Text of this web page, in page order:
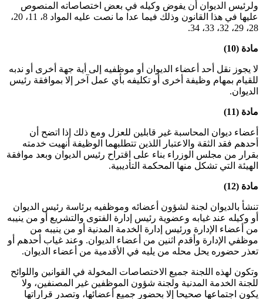
ولرئيس الديوان أن يفوض وكيله في بعض اختصاصاته المنصوص
عليها في هذا القانون وذلك فيما عدا ما نصت عليه المواد 8، 11، 20،
28، 29، 32، 33، 34.
مادة (10)
لا يجوز نقل أحد أعضاء الديوان أو موظفيه إلى أية جهة أخرى أو ندبه
للقيام بمهام وظيفة أخرى أو تكليفه بأي عمل آخر إلا بموافقة رئيس
الديوان.
مادة (11)
أعضاء ديوان المحاسبة غير قابلين للعزل ومع ذلك إذا اتضح أن
أحدهم فقد الثقة والاعتبار اللذين تتطلبهما الوظيفة أنهيت خدمته
بقرار من مجلس الوزراء بناء على اقتراح رئيس الديوان وبعد موافقة
الهيئة التي تشكل منها المحكمة التأديبية.
مادة (12)
تنشأ بالديوان لجنة لشؤون أعضائه وموظفيه برئاسة رئيس الديوان
أو وكيله عند غيابه وعضوية رئيس إدارة الفتوى والتشريع أو من ينيبه
من أعضاء الإدارة ورئيس إدارة الخدمة المدنية أو من ينيبه من
موظفي الإدارة وأقدم اثنين من أعضاء الديوان. وعند غياب أحدهم أو
تعذر حضوره يحل محله من يليه في الأقدمية من أعضاء الديوان.
وتكون لهذه اللجنة جميع الاختصاصات المخولة في القوانين واللوائح
للجنة الخدمة المدنية ولجنة شؤون الموظفين غير المصنفين، ولا
يكون اجتماعها صحيحا إلا بحضور جميع أعضائها، وتصدر قراراتها